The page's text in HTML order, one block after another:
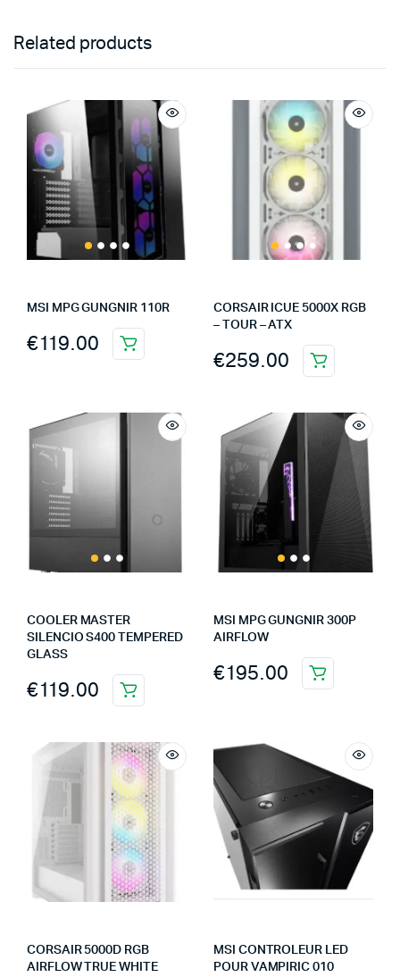
Related products
MSI MPG GUNGNIR 110R
€119.00
CORSAIR ICUE 5000X RGB
– TOUR – ATX
€259.00
COOLER MASTER
SILENCIO S400 TEMPERED
GLASS
€119.00
MSI MPG GUNGNIR 300P
AIRFLOW
€195.00
CORSAIR 5000D RGB
AIRFLOW TRUE WHITE
MSI CONTROLEUR LED
POUR VAMPIRIC 010